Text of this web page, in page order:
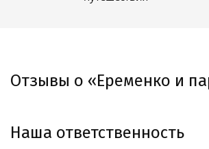
Отзывы о «Еременко и
Наша ответственность